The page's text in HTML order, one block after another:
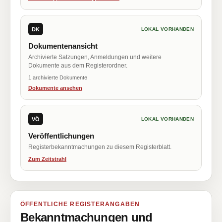
DK LOKAL VORHANDEN
Dokumentenansicht
Archivierte Satzungen, Anmeldungen und weitere
Dokumente aus dem Registerordner.
1 archivierte Dokumente
Dokumente ansehen
VÖ LOKAL VORHANDEN
Veröffentlichungen
Registerbekanntmachungen zu diesem Registerblatt.
Zum Zeitstrahl
ÖFFENTLICHE REGISTERANGABEN
Bekanntmachungen und